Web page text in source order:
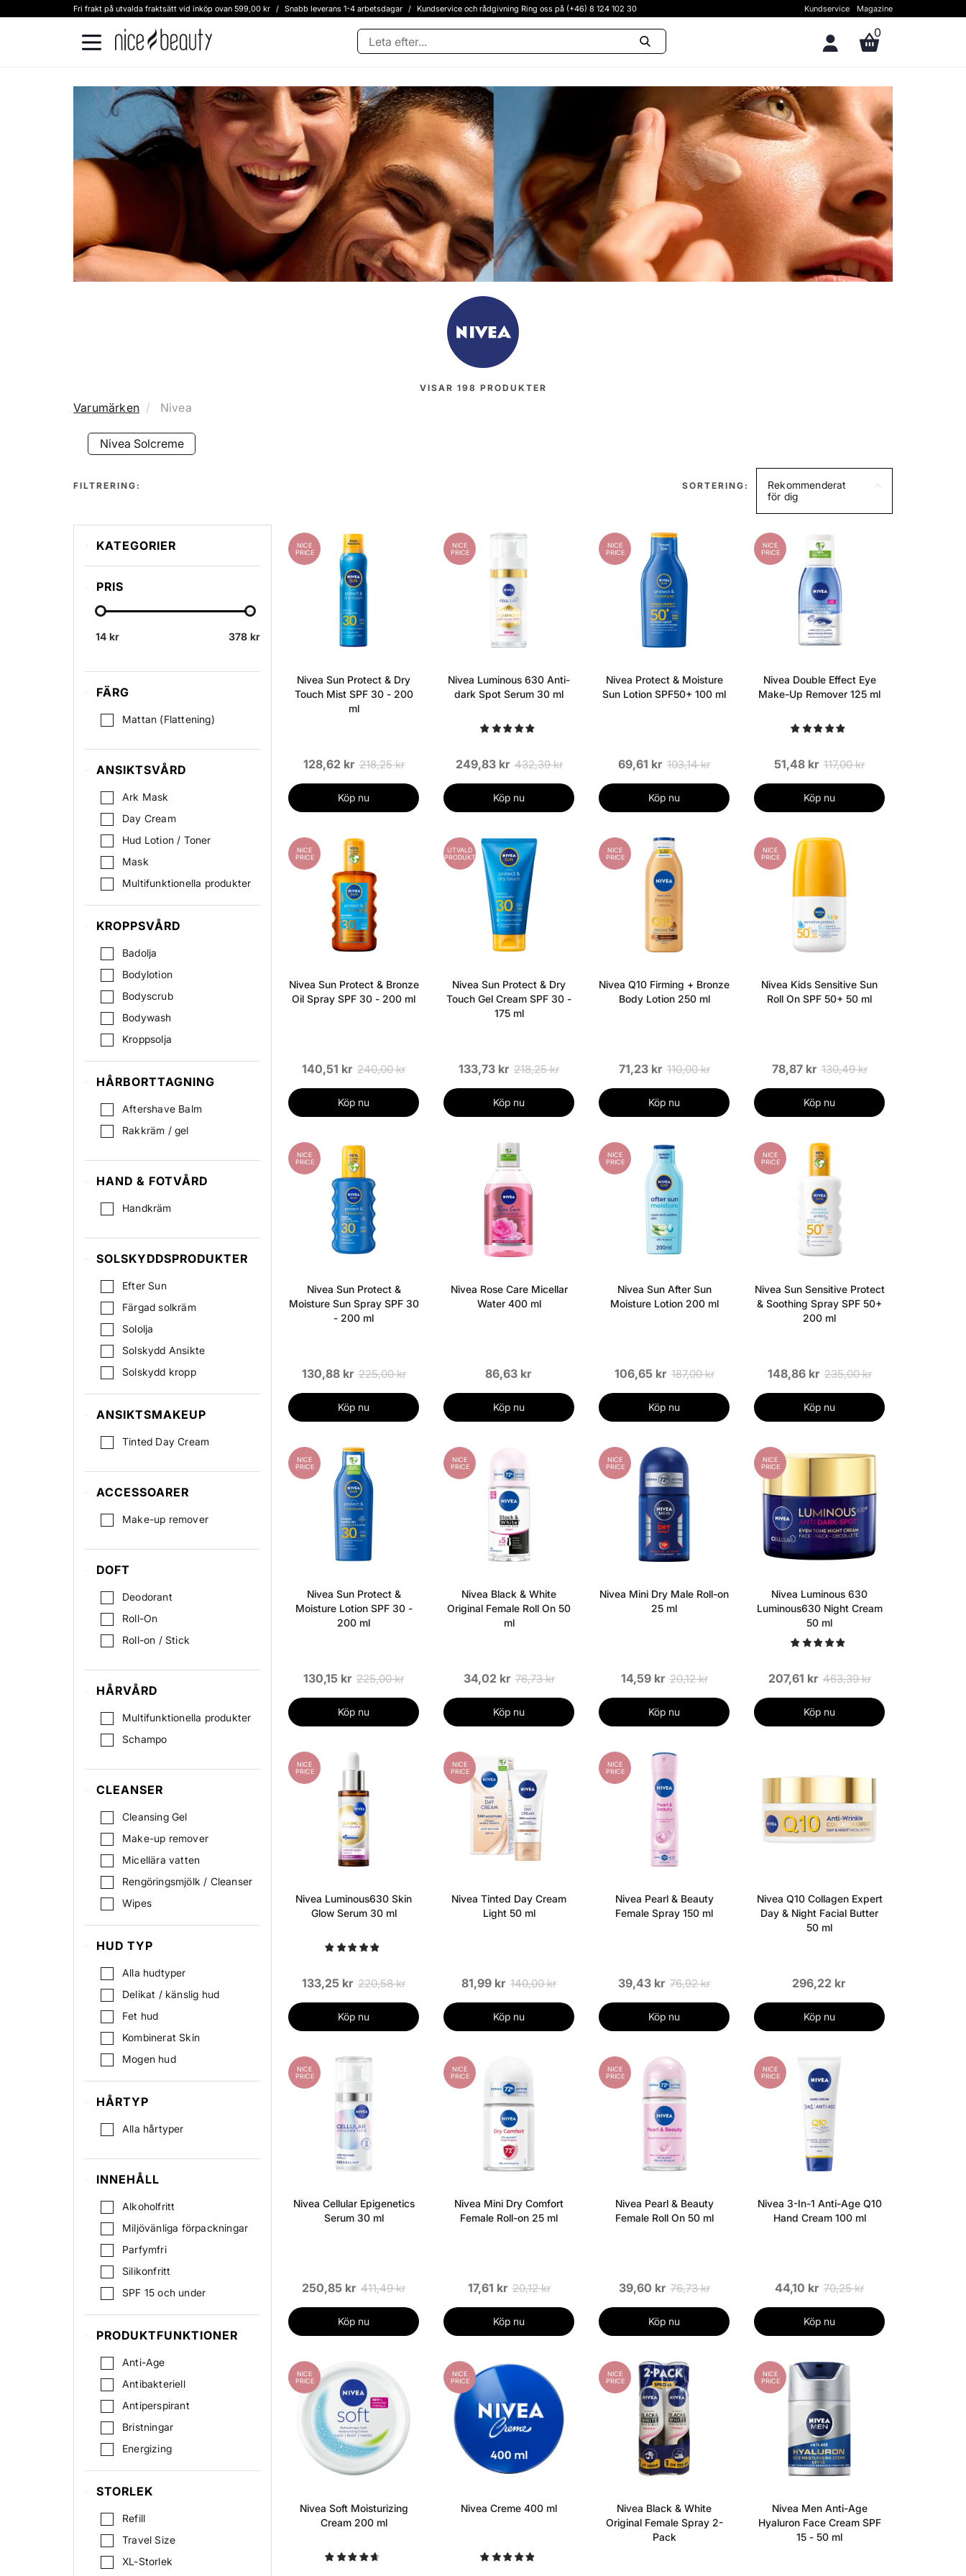
Fri frakt på utvalda fraktsätt vid inköp ovan 599,00 kr / Snabb leverans 1-4 arbetsdagar / Kundservice och rådgivning Ring oss på (+46) 8 124 102 30 Kundservice Magazine
0
VISAR 198 PRODUKTER
Varumärken Nivea
Nivea Solcreme
FILTRERING:
Rekommenderat
för dig
SORTERING:
KATEGORIER
Nivea Solcreme
PRIS
14 kr 378 kr
FÄRG
Mattan (Flattening)
ANSIKTSVÅRD
Ark Mask
Day Cream
Hud Lotion / Toner
Mask
Multifunktionella produkter
Nattkräm
Scrub / Peeling
Serum
Tinted Day Cream
Ögonkräm
KROPPSVÅRD
Badolja
Bodylotion
Bodyscrub
Bodywash
Kroppsolja
HÅRBORTTAGNING
Aftershave Balm
Rakkräm / gel
HAND & FOTVÅRD
Handkräm
SOLSKYDDSPRODUKTER
Efter Sun
Färgad solkräm
Sololja
Solskydd Ansikte
Solskydd kropp
Sun Stick
ANSIKTSMAKEUP
Tinted Day Cream
ACCESSOARER
Make-up remover
DOFT
Deodorant
Roll-On
Roll-on / Stick
HÅRVÅRD
Multifunktionella produkter
Schampo
CLEANSER
Cleansing Gel
Make-up remover
Micellära vatten
Rengöringsmjölk / Cleanser
Wipes
HUD TYP
Alla hudtyper
Delikat / känslig hud
Fet hud
Kombinerat Skin
Mogen hud
Normal
Oren Hud
Pigmenterad hud
HÅRTYP
Alla hårtyper
INNEHÅLL
Alkoholfritt
Miljövänliga förpackningar
Parfymfri
Silikonfritt
SPF 15 och under
SPF 16-30
SPF 31-50
Tvålfri
Vegan Friendly
PRODUKTFUNKTIONER
Anti-Age
Antibakteriell
Antiperspirant
Bristningar
Energizing
Firming
Fukt
Glow
Irritation/Klåda
Kylning
STORLEK
Refill
Travel Size
XL-Storlek
NICE
PRICE
Nivea Sun Protect & Dry
Touch Mist SPF 30 - 200
ml
128,62 kr 218,25 kr
Köp nu
NICE
PRICE
Nivea Luminous 630 Anti-
dark Spot Serum 30 ml
249,83 kr 432,39 kr
Köp nu
NICE
PRICE
Nivea Protect & Moisture
Sun Lotion SPF50+ 100 ml
69,61 kr 103,14 kr
Köp nu
NICE
PRICE
Nivea Double Effect Eye
Make-Up Remover 125 ml
51,48 kr 117,00 kr
Köp nu
NICE
PRICE
Nivea Sun Protect & Bronze
Oil Spray SPF 30 - 200 ml
140,51 kr 240,00 kr
Köp nu
UTVALD
PRODUKT
Nivea Sun Protect & Dry
Touch Gel Cream SPF 30 -
175 ml
133,73 kr 218,25 kr
Köp nu
NICE
PRICE
Nivea Q10 Firming + Bronze
Body Lotion 250 ml
71,23 kr 110,00 kr
Köp nu
NICE
PRICE
Nivea Kids Sensitive Sun
Roll On SPF 50+ 50 ml
78,87 kr 130,49 kr
Köp nu
NICE
PRICE
Nivea Sun Protect &
Moisture Sun Spray SPF 30
- 200 ml
130,88 kr 225,00 kr
Köp nu
Nivea Rose Care Micellar
Water 400 ml
86,63 kr
Köp nu
NICE
PRICE
Nivea Sun After Sun
Moisture Lotion 200 ml
106,65 kr 187,00 kr
Köp nu
NICE
PRICE
Nivea Sun Sensitive Protect
& Soothing Spray SPF 50+
200 ml
148,86 kr 235,00 kr
Köp nu
NICE
PRICE
Nivea Sun Protect &
Moisture Lotion SPF 30 -
200 ml
130,15 kr 225,00 kr
Köp nu
NICE
PRICE
Nivea Black & White
Original Female Roll On 50
ml
34,02 kr 76,73 kr
Köp nu
NICE
PRICE
Nivea Mini Dry Male Roll-on
25 ml
14,59 kr 20,12 kr
Köp nu
NICE
PRICE
Nivea Luminous 630
Luminous630 Night Cream
50 ml
207,61 kr 463,39 kr
Köp nu
NICE
PRICE
Nivea Luminous630 Skin
Glow Serum 30 ml
133,25 kr 220,58 kr
Köp nu
NICE
PRICE
Nivea Tinted Day Cream
Light 50 ml
81,99 kr 140,00 kr
Köp nu
NICE
PRICE
Nivea Pearl & Beauty
Female Spray 150 ml
39,43 kr 76,92 kr
Köp nu
Nivea Q10 Collagen Expert
Day & Night Facial Butter
50 ml
296,22 kr
Köp nu
NICE
PRICE
Nivea Cellular Epigenetics
Serum 30 ml
250,85 kr 411,49 kr
Köp nu
NICE
PRICE
Nivea Mini Dry Comfort
Female Roll-on 25 ml
17,61 kr 20,12 kr
Köp nu
NICE
PRICE
Nivea Pearl & Beauty
Female Roll On 50 ml
39,60 kr 76,73 kr
Köp nu
NICE
PRICE
Nivea 3-In-1 Anti-Age Q10
Hand Cream 100 ml
44,10 kr 70,25 kr
Köp nu
NICE
PRICE
Nivea Soft Moisturizing
Cream 200 ml
NICE
PRICE
Nivea Creme 400 ml
NICE
PRICE
Nivea Black & White
Original Female Spray 2-
Pack
NICE
PRICE
Nivea Men Anti-Age
Hyaluron Face Cream SPF
15 - 50 ml